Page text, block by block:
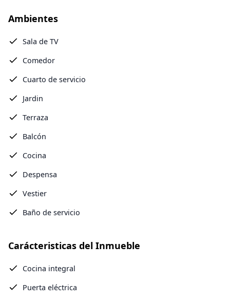
Ambientes
Sala de TV
Comedor
Cuarto de servicio
Jardin
Terraza
Balcón
Cocina
Despensa
Vestier
Baño de servicio
Carácteristicas del Inmueble
Cocina integral
Puerta eléctrica